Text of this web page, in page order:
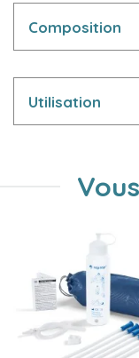
Composition
Utilisation